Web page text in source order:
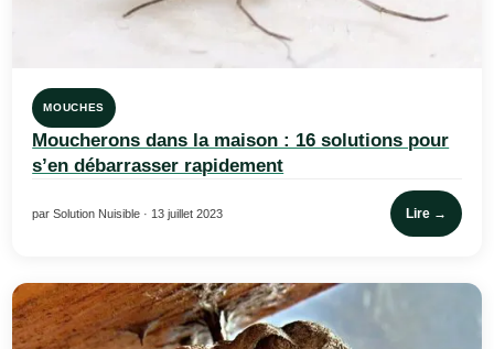
MOUCHES
Moucherons dans la maison : 16 solutions pour
s’en débarrasser rapidement
par Solution Nuisible · 13 juillet 2023 Lire →